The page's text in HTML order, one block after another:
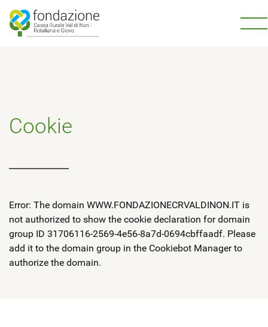
Cookie
Error: The domain WWW.FONDAZIONECRVALDINON.IT is
not authorized to show the cookie declaration for domain
group ID 31706116-2569-4e56-8a7d-0694cbffaadf. Please
add it to the domain group in the Cookiebot Manager to
authorize the domain.